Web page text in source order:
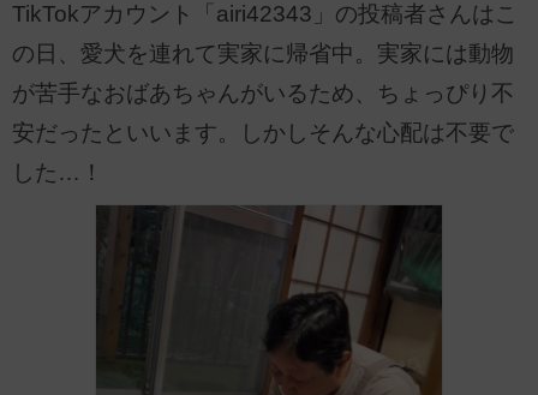
TikTokアカウント「airi42343」の投稿者さんはこ
の日、愛犬を連れて実家に帰省中。実家には動物
が苦手なおばあちゃんがいるため、ちょっぴり不
安だったといいます。しかしそんな心配は不要で
した…！